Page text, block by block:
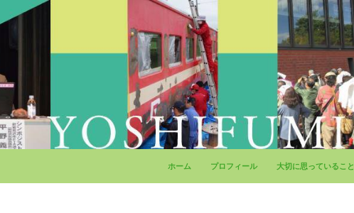
ホーム
プロフィール 大切に思っていること